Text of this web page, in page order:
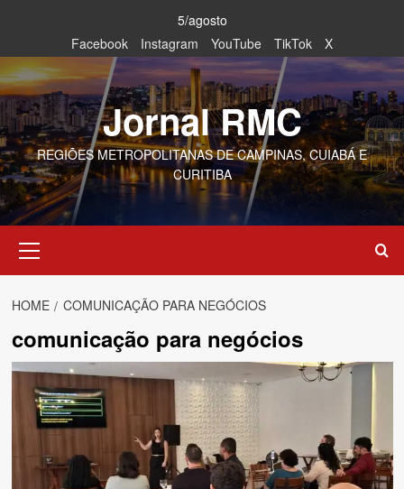
content
5/agosto
Facebook
Instagram YouTube TikTok X
Jornal RMC
REGIÕES METROPOLITANAS DE CAMPINAS, CUIABÁ E
CURITIBA
Menu
HOME COMUNICAÇÃO PARA NEGÓCIOS
comunicação para negócios